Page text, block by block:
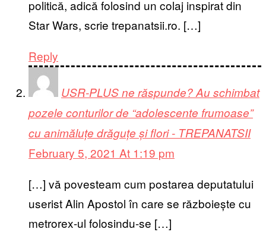
politică, adică folosind un colaj inspirat din
Star Wars, scrie trepanatsii.ro. […]
Reply
USR-PLUS ne răspunde? Au schimbat
pozele conturilor de “adolescente frumoase”
cu animăluțe drăguțe și flori - TREPANATSII
February 5, 2021 At 1:19 pm
[…] vă povesteam cum postarea deputatului
userist Alin Apostol în care se războiește cu
metrorex-ul folosindu-se […]